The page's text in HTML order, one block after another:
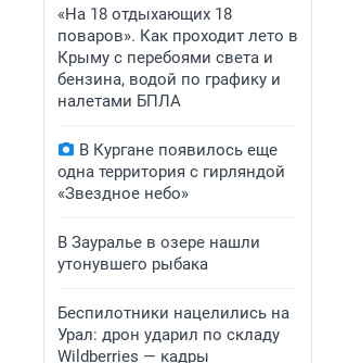
«На 18 отдыхающих 18
поваров». Как проходит лето в
Крыму с перебоями света и
бензина, водой по графику и
налетами БПЛА
В Кургане появилось еще
одна территория с гирляндой
«Звездное небо»
В Зауралье в озере нашли
утонувшего рыбака
Беспилотники нацелились на
Урал: дрон ударил по складу
Wildberries — кадры